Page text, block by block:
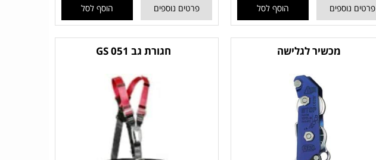
פרטים נוספים הוסף לסל פרטים נוספים הוסף לסל
מכשיר לגלישה חגורת גב 051 GS